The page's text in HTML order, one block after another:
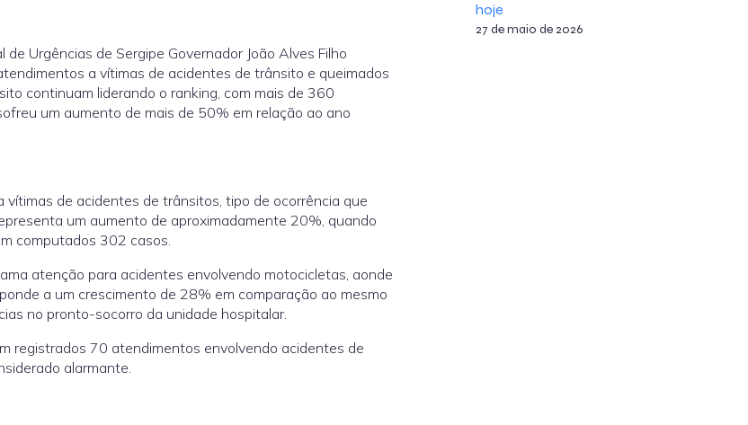
Urgências de Sergipe Governador João Alves Filho
a vítimas de acidentes de trânsito e queimados
continuam liderando o ranking, com mais de 360
um aumento de mais de 50% em relação ao ano
de acidentes de trânsitos, tipo de ocorrência que
um aumento de aproximadamente 20%, quando
computados 302 casos.
atenção para acidentes envolvendo motocicletas, aonde
a um crescimento de 28% em comparação ao mesmo
no pronto-socorro da unidade hospitalar.
registrados 70 atendimentos envolvendo acidentes de
alarmante.
hoje
27 de maio de 2026